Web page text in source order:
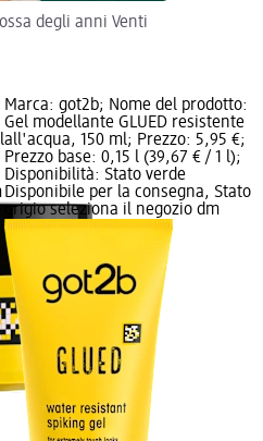
degli anni Venti
Marca: got2b; Nome del prodotto:
Gel modellante GLUED resistente
all'acqua, 150 ml; Prezzo: 5,95 €;
Prezzo base: 0,15 l (39,67 € / 1 l);
Disponibilità: Stato verde
Disponibile per la consegna, Stato
grigio seleziona il negozio dm